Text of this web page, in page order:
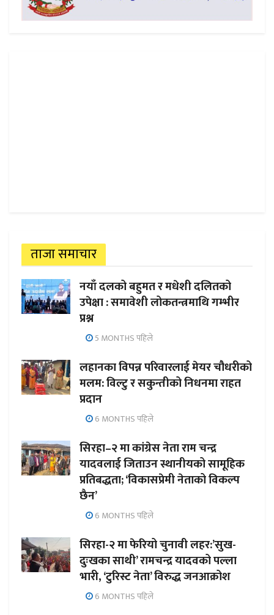
ताजा समाचार
नयाँ दलको बहुमत र मधेशी दलितको
उपेक्षा : समावेशी लोकतन्त्रमाथि गम्भीर
प्रश्न
5 MONTHS पहिले
लहानका विपन्न परिवारलाई मेयर चौधरीको
मलम: विल्टु र सकुन्तीको निधनमा राहत
प्रदान
6 MONTHS पहिले
सिरहा–२ मा कांग्रेस नेता राम चन्द्र
यादवलाई जिताउन स्थानीयको सामूहिक
प्रतिबद्धता; ‘विकासप्रेमी नेताको विकल्प
छैन’
6 MONTHS पहिले
सिरहा-२ मा फेरियो चुनावी लहर:’सुख-
दुःखका साथी’ रामचन्द्र यादवको पल्ला
भारी, ‘टुरिस्ट नेता’ विरुद्ध जनआक्रोश
6 MONTHS पहिले